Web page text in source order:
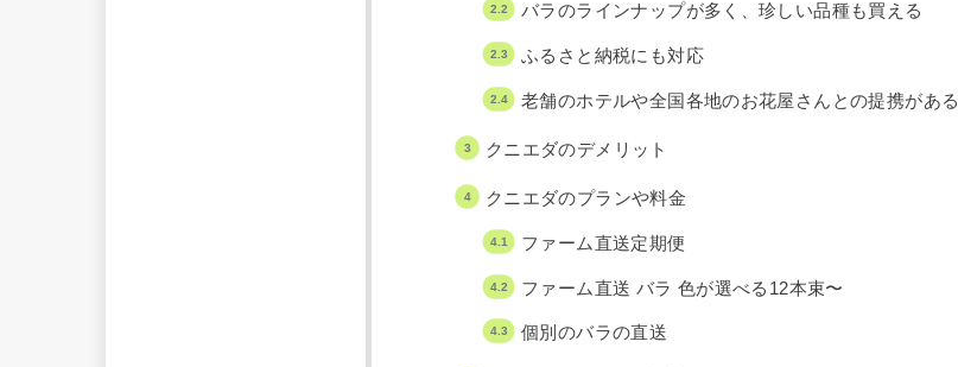
バラのラインナップが多く、珍しい品種も買える
ふるさと納税にも対応
老舗のホテルや全国各地のお花屋さんとの提携がある
クニエダのデメリット
クニエダのプランや料金
ファーム直送定期便
ファーム直送 バラ 色が選べる12本束〜
個別のバラの直送